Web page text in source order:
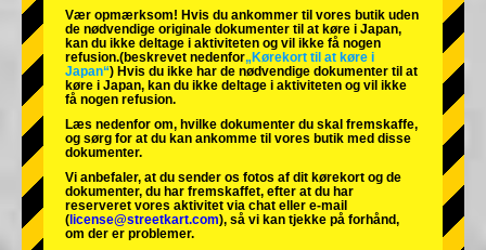
Okinawa
Vær opmærksom! Hvis du ankommer til vores butik uden
de nødvendige originale dokumenter til at køre i Japan,
kan du ikke deltage i aktiviteten og vil ikke få nogen
refusion.(beskrevet nedenfor„Kørekort til at køre i
Japan“) Hvis du ikke har de nødvendige dokumenter til at
køre i Japan, kan du ikke deltage i aktiviteten og vil ikke
få nogen refusion.
Læs nedenfor om, hvilke dokumenter du skal fremskaffe,
og sørg for at du kan ankomme til vores butik med disse
dokumenter.
Vi anbefaler, at du sender os fotos af dit kørekort og de
dokumenter, du har fremskaffet, efter at du har
reserveret vores aktivitet via chat eller e-mail
( license@streetkart.com), så vi kan tjekke på forhånd,
om der er problemer.